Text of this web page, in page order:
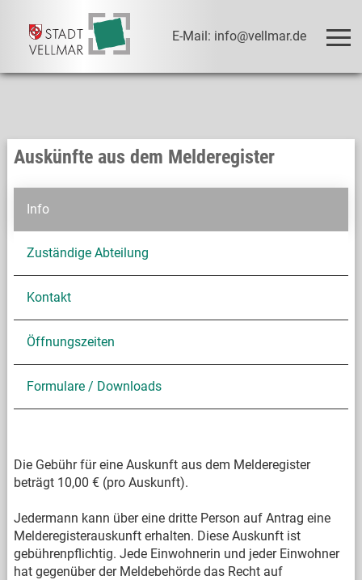
E-Mail: info@vellmar.de
Auskünfte aus dem Melderegister
Info
Zuständige Abteilung
Kontakt
Öffnungszeiten
Formulare / Downloads
Die Gebühr für eine Auskunft aus dem Melderegister
beträgt 10,00 € (pro Auskunft).
Jedermann kann über eine dritte Person auf Antrag eine
Melderegisterauskunft erhalten. Diese Auskunft ist
gebührenpflichtig. Jede Einwohnerin und jeder Einwohner
hat gegenüber der Meldebehörde das Recht auf